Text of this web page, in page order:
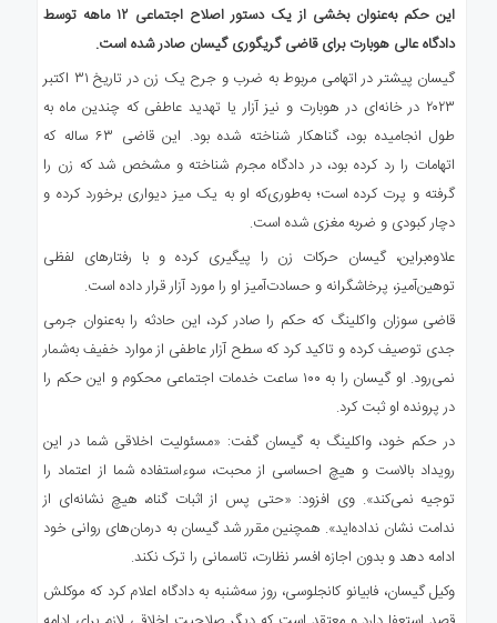
این حکم به‌عنوان بخشی از یک دستور اصلاح اجتماعی ۱۲ ماهه توسط
دادگاه عالی هوبارت برای قاضی گریگوری گیسان صادر شده است.
گیسان پیشتر در اتهامی مربوط به ضرب و جرح یک زن در تاریخ ۳۱ اکتبر
۲۰۲۳ در خانه‌ای در هوبارت و نیز آزار یا تهدید عاطفی که چندین ماه به
طول انجامیده بود، گناهکار شناخته شده بود. این قاضی ۶۳ ساله که
اتهامات را رد کرده بود، در دادگاه مجرم شناخته و مشخص شد که زن را
گرفته و پرت کرده است؛ به‌طوری‌که او به یک میز دیواری برخورد کرده و
دچار کبودی و ضربه مغزی شده است.
علاوه‌براین، گیسان حرکات زن را پیگیری کرده و با رفتارهای لفظی
توهین‌آمیز، پرخاشگرانه و حسادت‌آمیز او را مورد آزار قرار داده است.
قاضی سوزان واکلینگ که حکم را صادر کرد، این حادثه را به‌عنوان جرمی
جدی توصیف کرده و تاکید کرد که سطح آزار عاطفی از موارد خفیف به‌شمار
نمی‌رود. او گیسان را به ۱۰۰ ساعت خدمات اجتماعی محکوم و این حکم را
در پرونده او ثبت کرد.
در حکم خود، واکلینگ به گیسان گفت: «مسئولیت اخلاقی شما در این
رویداد بالاست و هیچ احساسی از محبت، سوءاستفاده شما از اعتماد را
توجیه نمی‌کند». وی افزود: «حتی پس از اثبات گناه، هیچ نشانه‌ای از
ندامت نشان نداده‌اید». همچنین مقرر شد گیسان به درمان‌های روانی خود
ادامه دهد و بدون اجازه افسر نظارت، تاسمانی را ترک نکند.
وکیل گیسان، فابیانو کانجلوسی، روز سه‌شنبه به دادگاه اعلام کرد که موکلش